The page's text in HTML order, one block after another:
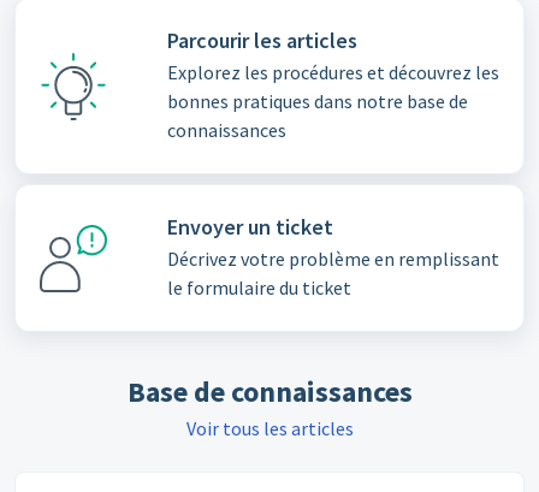
Parcourir les articles
Explorez les procédures et découvrez les
bonnes pratiques dans notre base de
connaissances
Envoyer un ticket
Décrivez votre problème en remplissant
le formulaire du ticket
Base de connaissances
Voir tous les articles